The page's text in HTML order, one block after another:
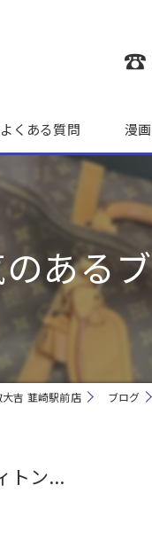
☎
よくある質問 漫
ある
吉 韮崎駅前店 ブログ
トン...